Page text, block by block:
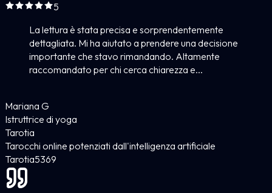
5
La lettura è stata precisa e sorprendentemente
dettagliata. Mi ha aiutato a prendere una decisione
importante che stavo rimandando. Altamente
raccomandato per chi cerca chiarezza e...
Mariana G
Istruttrice di yoga
Tarotia
Tarocchi online potenziati dall'intelligenza artificiale
Tarotia5369